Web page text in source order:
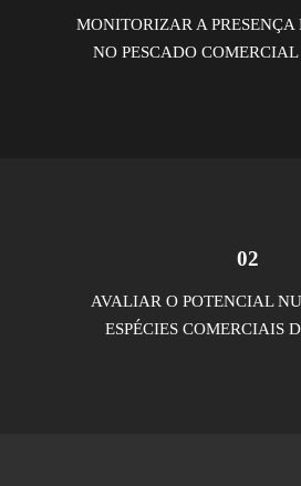
MONITORIZAR A PRESENÇA
NO PESCADO COMERCIAL
02
AVALIAR O POTENCIAL
ESPÉCIES COMERCIAIS